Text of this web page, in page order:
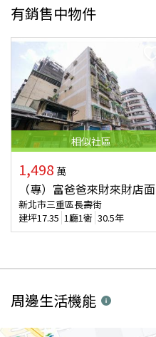
有銷售中物件
相似社區
1,498 萬
（專）富爸爸來財來財店面
新北市三重區長壽街
建坪17.35 1廳1衛 30.5年
周邊生活機能